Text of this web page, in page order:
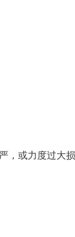
或力度过大损